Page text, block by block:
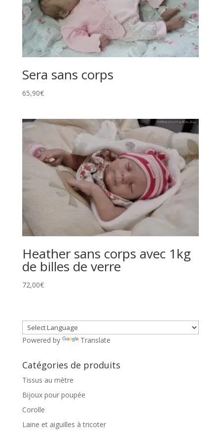
Sera sans corps
65,90€
Heather sans corps avec 1kg
de billes de verre
72,00€
Powered by Translate
Catégories de produits
Tissus au mètre
Bijoux pour poupée
Corolle
Laine et aiguilles à tricoter